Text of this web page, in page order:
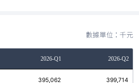
數據單位：千元
2026-Q1 2026-Q2
395,062 399,714